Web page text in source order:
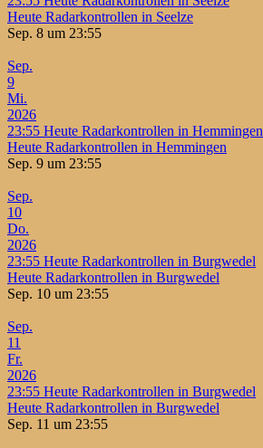
Heute Radarkontrollen in Seelze
Sep. 8 um 23:55
Sep.
9
Mi.
2026
23:55 Heute Radarkontrollen in Hemmingen
Heute Radarkontrollen in Hemmingen
Sep. 9 um 23:55
Sep.
10
Do.
2026
23:55 Heute Radarkontrollen in Burgwedel
Heute Radarkontrollen in Burgwedel
Sep. 10 um 23:55
Sep.
11
Fr.
2026
23:55 Heute Radarkontrollen in Burgwedel
Heute Radarkontrollen in Burgwedel
Sep. 11 um 23:55